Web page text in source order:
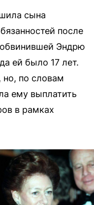
сына
после
Эндрю
ей было 17 лет.
но, по словам
ему выплатить
в рамках